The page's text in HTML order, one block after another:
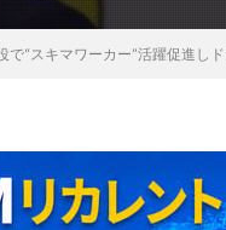
で“スキマワーカー”活躍促進し